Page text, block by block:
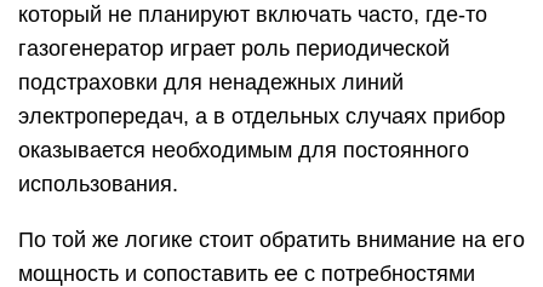
который не планируют включать часто, где-то
газогенератор играет роль периодической
подстраховки для ненадежных линий
электропередач, а в отдельных случаях прибор
оказывается необходимым для постоянного
использования.
По той же логике стоит обратить внимание на его
мощность и сопоставить ее с потребностями